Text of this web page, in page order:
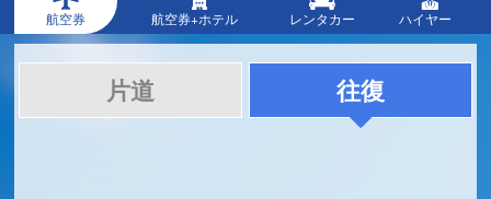
航空券 航空券+ホテル レンタカー ハイヤー
片道 往復